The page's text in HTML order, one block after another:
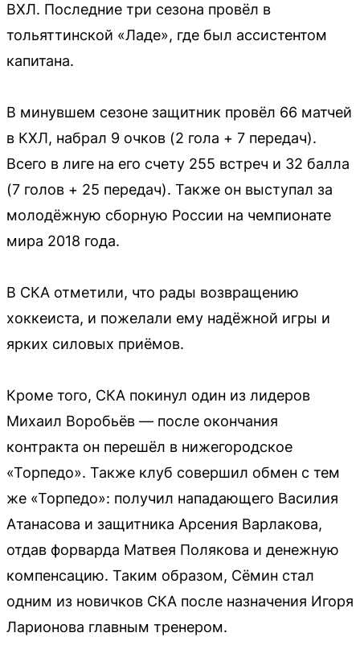
ВХЛ. Последние три сезона провёл в
тольяттинской «Ладе», где был ассистентом
капитана.
В минувшем сезоне защитник провёл 66 матчей
в КХЛ, набрал 9 очков (2 гола + 7 передач).
Всего в лиге на его счету 255 встреч и 32 балла
(7 голов + 25 передач). Также он выступал за
молодёжную сборную России на чемпионате
мира 2018 года.
В СКА отметили, что рады возвращению
хоккеиста, и пожелали ему надёжной игры и
ярких силовых приёмов.
Кроме того, СКА покинул один из лидеров
Михаил Воробьёв — после окончания
контракта он перешёл в нижегородское
«Торпедо». Также клуб совершил обмен с тем
же «Торпедо»: получил нападающего Василия
Атанасова и защитника Арсения Варлакова,
отдав форварда Матвея Полякова и денежную
компенсацию. Таким образом, Сёмин стал
одним из новичков СКА после назначения Игоря
Ларионова главным тренером.